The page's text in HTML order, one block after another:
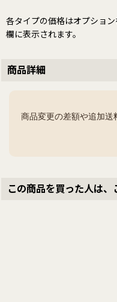
各タイプの価格はオプショ
欄に表示されます。
商品詳細
商品変更の差額や追加送
この商品を買った人は、